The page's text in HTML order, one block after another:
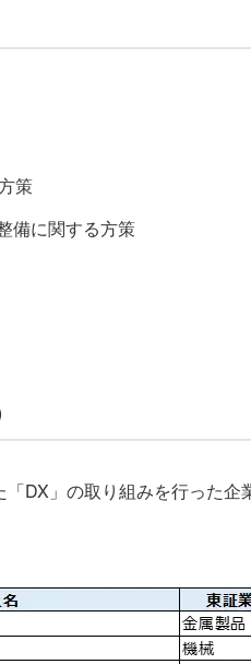
策
備に関する方策
DX」の取り組みを行った企